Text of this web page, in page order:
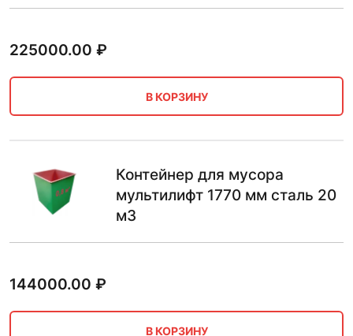
225000.00 ₽
В КОРЗИНУ
Контейнер для мусора
мультилифт 1770 мм сталь 20
м3
144000.00 ₽
В КОРЗИНУ